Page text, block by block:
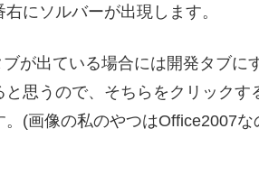
にソルバーが出現します。
が出ている場合には開発タブに
思うので、そちらをクリック
(画像の私のやつはOffice2007